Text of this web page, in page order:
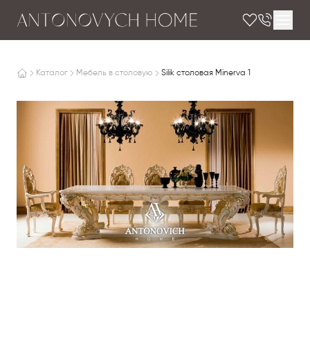
Каталог Мебель в столовую Silik столовая Minerva 1